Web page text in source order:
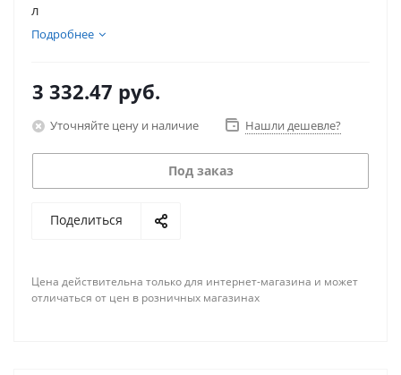
л
Подробнее
3 332.47 руб.
Уточняйте цену и наличие Нашли дешевле?
Под заказ
Поделиться
Цена действительна только для интернет-магазина и может
отличаться от цен в розничных магазинах